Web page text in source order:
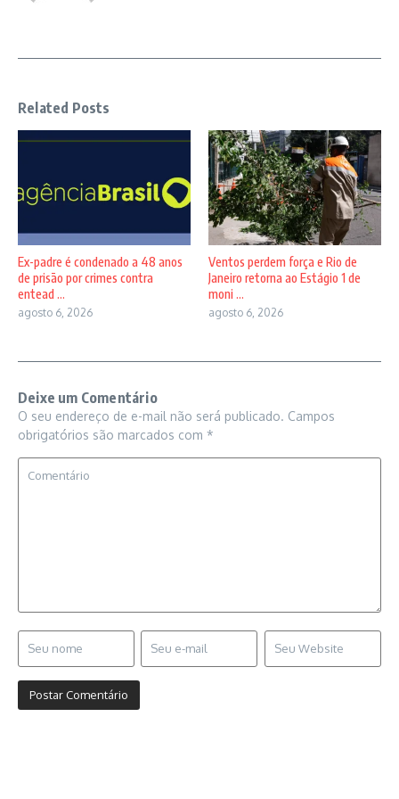
Related Posts
Ex-padre é condenado a 48 anos
de prisão por crimes contra
entead ...
agosto 6, 2026
Ventos perdem força e Rio de
Janeiro retorna ao Estágio 1 de
moni ...
agosto 6, 2026
Deixe um Comentário
O seu endereço de e-mail não será publicado. Campos
obrigatórios são marcados com *